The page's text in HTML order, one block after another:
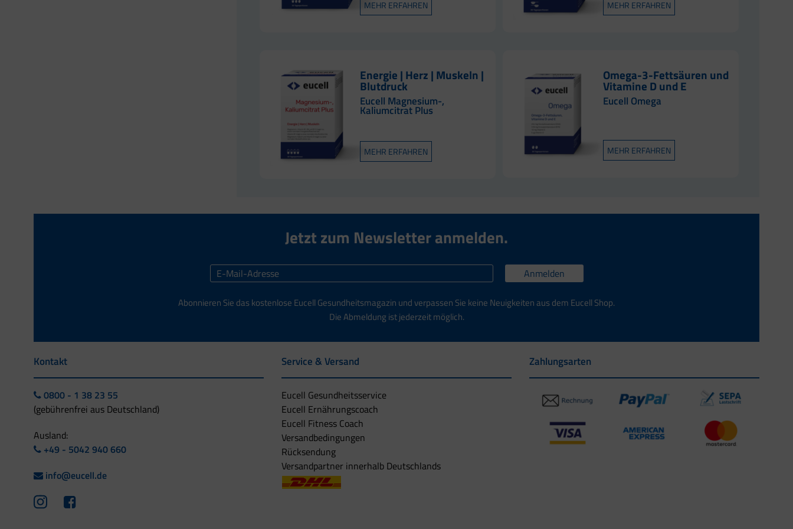
MEHR ERFAHREN MEHR ERFAHREN
Energie | Herz | Muskeln |
Blutdruck
Eucell Magnesium-,
Kaliumcitrat Plus
MEHR ERFAHREN
Omega-3-Fettsäuren und
Vitamine D und E
Eucell Omega
MEHR ERFAHREN
Jetzt zum Newsletter anmelden.
Anmelden
Abonnieren Sie das kostenlose Eucell Gesundheitsmagazin und verpassen Sie keine Neuigkeiten aus dem Eucell Shop.
Die Abmeldung ist jederzeit möglich.
Kontakt
0800 - 1 38 23 55
(gebührenfrei aus Deutschland)
Ausland:
+49 - 5042 940 660
info@eucell.de
Service & Versand
Eucell Gesundheitsservice
Eucell Ernährungscoach
Eucell Fitness Coach
Versandbedingungen
Rücksendung
Versandpartner innerhalb Deutschlands
Zahlungsarten